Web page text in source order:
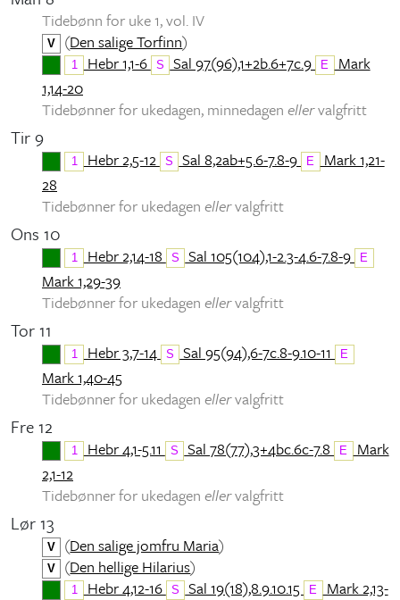
Tidebønn for uke 1, vol. IV
V (Den salige Torfinn)
1 Hebr 1,1-6 S Sal 97(96),1+2b.6+7c.9 E Mark
1,14-20
Tidebønner for ukedagen, minnedagen ellervalgfritt
Tir 9
1 Hebr 2,5-12 S Sal 8,2ab+5.6-7.8-9 E Mark 1,21-
28
Tidebønner for ukedagen ellervalgfritt
Ons 10
1 Hebr 2,14-18 S Sal 105(104),1-2.3-4.6-7.8-9 E
Mark 1,29-39
Tidebønner for ukedagen ellervalgfritt
Tor 11
1 Hebr 3,7-14 S Sal 95(94),6-7c.8-9.10-11 E
Mark 1,40-45
Tidebønner for ukedagen ellervalgfritt
Fre 12
1 Hebr 4,1-5.11 S Sal 78(77),3+4bc.6c-7.8 E Mark
2,1-12
Tidebønner for ukedagen ellervalgfritt
Lør 13
V (Den salige jomfru Maria)
V (Den hellige Hilarius)
1 Hebr 4,12-16 S Sal 19(18),8.9.10.15 E Mark 2,13-